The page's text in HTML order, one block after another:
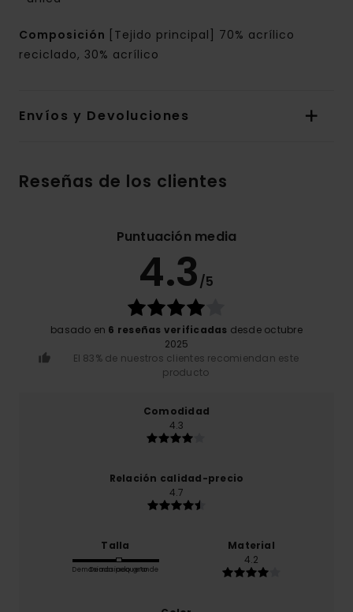
Composición [Tejido principal] 70% acrílico
reciclado, 30% acrílico
Envíos y Devoluciones
Reseñas de los clientes
Puntuación media
4.3/5
basado en 6 reseñas verificadas desde octubre
2025
El 83% de nuestros clientes recomiendan este
producto
Comodidad
4.3
Relación calidad-precio
4.7
Talla
Demasiado pequeño
Demasiado grande
Material
4.2